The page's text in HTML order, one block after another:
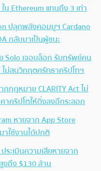
น Ethereum แทนถึง 3 เท่า
ปลุกพลังคอมมูฯ Cardano
กลับมาเป็นผู้ชนะ
Solo เจอบล็อก รับทรัพย์คน
ไม่สนวิกฤตศรัทธาคริปโทฯ
กฎหมาย CLARITY Act ไม่
คริปโตให้ดิ่งลงอีกระลอก
หายจาก App Store
ใช้งานได้ปกติ
ระเมินความเสียหายจาก
งถึง $130 ล้าน